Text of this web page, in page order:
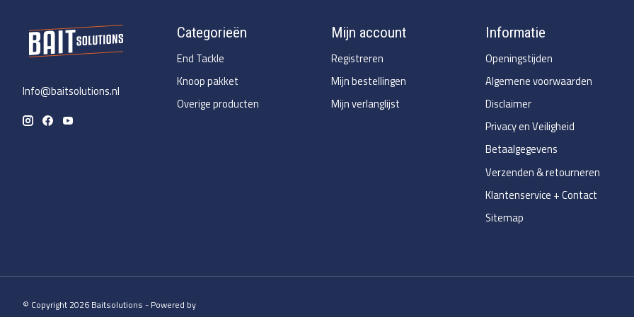
Info@baitsolutions.nl
Categorieën
End Tackle
Knoop pakket
Overige producten
Mijn account
Registreren
Mijn bestellingen
Mijn verlanglijst
Informatie
Openingstijden
Algemene voorwaarden
Disclaimer
Privacy en Veiligheid
Betaalgegevens
Verzenden & retourneren
Klantenservice + Contact
Sitemap
© Copyright 2026 Baitsolutions - Powered by